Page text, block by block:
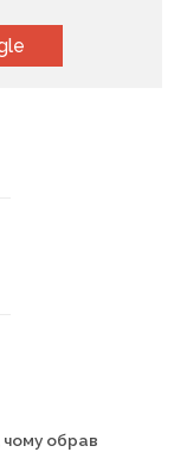
обрав